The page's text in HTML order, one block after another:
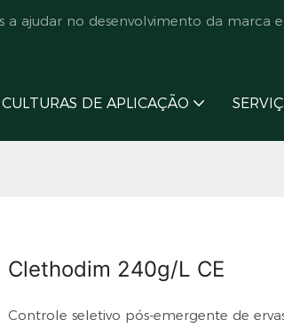
ajudar no desenvolvimento da marca
CULTURAS DE APLICAÇÃO
Clethodim 240g/L CE
Controle seletivo pós-emergente de